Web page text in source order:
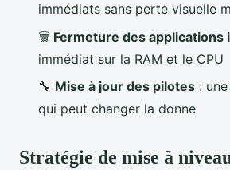
immédiats sans perte visuelle
🗑️ Fermeture des applications
immédiat sur la RAM et le CPU
🔧 Mise à jour des pilotes :
qui peut changer la donne
Stratégie de mise à